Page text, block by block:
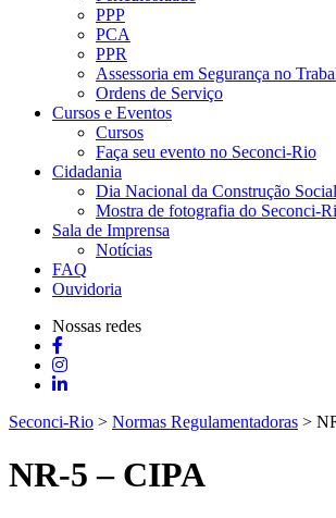
PPP
PCA
PPR
Assessoria em Segurança no
Ordens de Serviço
Cursos e Eventos
Cursos
Faça seu evento no Seconci-Rio
Cidadania
Dia Nacional da Construção Social
Mostra de fotografia do Seconci-
Sala de Imprensa
Notícias
FAQ
Ouvidoria
Nossas redes
Seconci-Rio > Normas Regulamentadoras >
NR-5 – CIPA